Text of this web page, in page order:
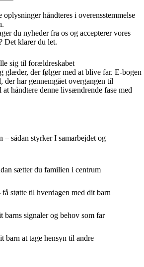
oplysninger håndteres i overensstemmelse
du nyheder fra os og accepterer vores
Det klarer du let.
sig til forældreskabet
glæder, der følger med at blive far. E-bogen
har gennemgået overgangen til
håndtere denne livsændrende fase med
sådan styrker I samarbejdet og
sætter du familien i centrum
støtte til hverdagen med dit barn
signaler og behov som far
barn at tage hensyn til andre